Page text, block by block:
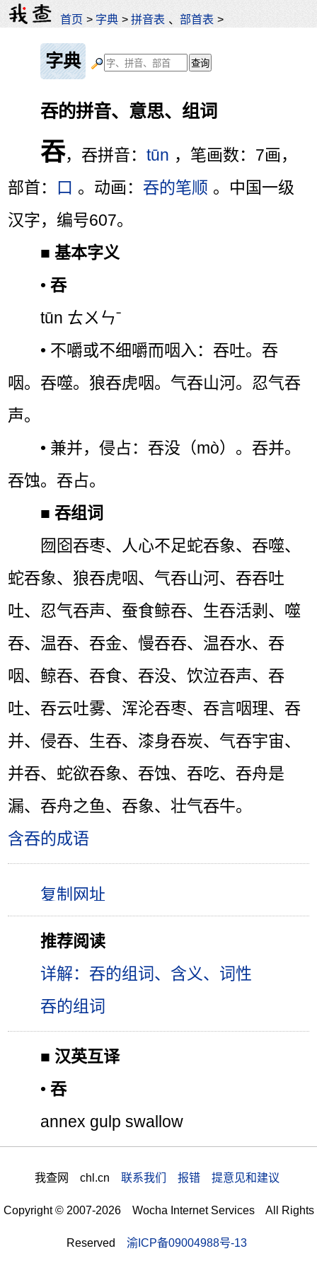
首页 > 字典 >拼音表 、部首表 >
字典
吞的拼音、意思、组词
吞，吞拼音：tūn ，笔画数：7画，
部首：
口 。动画： 吞的笔顺 。中国一级
汉字，编号607。
■基本字义
•吞
tūn ㄊㄨㄣˉ
• 不嚼或不细嚼而咽入：吞吐。吞
咽。吞噬。狼吞虎咽。气吞山河。忍气吞
声。
• 兼并，侵占：吞没（mò）。吞并。
吞蚀。吞占。
■吞组词
囫囵吞枣、人心不足蛇吞象、吞噬、
蛇吞象、狼吞虎咽、气吞山河、吞吞吐
吐、忍气吞声、蚕食鲸吞、生吞活剥、噬
吞、温吞、吞金、慢吞吞、温吞水、吞
咽、鲸吞、吞食、吞没、饮泣吞声、吞
吐、吞云吐雾、浑沦吞枣、吞言咽理、吞
并、侵吞、生吞、漆身吞炭、气吞宇宙、
并吞、蛇欲吞象、吞蚀、吞吃、吞舟是
漏、吞舟之鱼、吞象、壮气吞牛。
含吞的成语
推荐阅读
详解：吞的组词、含义、词性
吞的组词
■ 汉英互译
•吞
annex gulp swallow
我查网 chl.cn 联系我们 报错 提意见和建议
Copyright © 2007-2026 Wocha Internet Services All Rights
Reserved 渝ICP备09004988号-13